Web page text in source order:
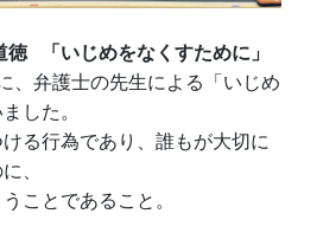
「いじめをなくすために」
、弁護士の先生による「いじめ
した。
る行為であり、誰もが大切に
、
ことであること。